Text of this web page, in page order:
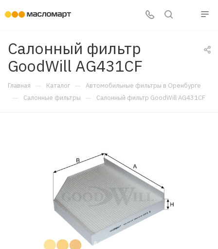
Салонный фильтр
GoodWill AG431CF
Главная — Каталог — Автомобильные фильтры в Оренбурге
— Салонные фильтры — Салонный фильтр GoodWill AG431CF